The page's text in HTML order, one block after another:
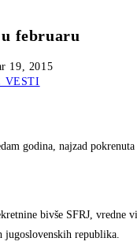
u februaru
19, 2015
VESTI
godina, najzad
bivše SFRJ, vredne
jugoslovenskih republika.